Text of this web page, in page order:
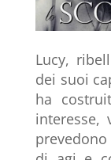
Lucy,
dei suoi
ha